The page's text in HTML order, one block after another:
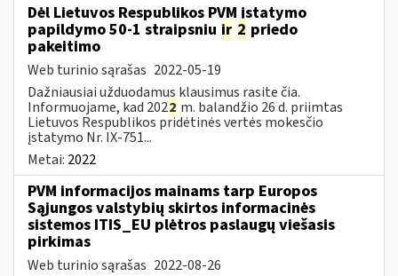
Dėl Lietuvos Respublikos PVM įstatymo
papildymo 50-1 straipsniu ir 2 priedo
pakeitimo
Web turinio sąrašas 2022-05-19
Dažniausiai užduodamus klausimus rasite čia.
Informuojame, kad 2022 m. balandžio 26 d. priimtas
Lietuvos Respublikos pridėtinės vertės mokesčio
įstatymo Nr. IX-751...
Metai: 2022
PVM informacijos mainams tarp Europos
Sąjungos valstybių skirtos informacinės
sistemos ITIS_EU plėtros paslaugų viešasis
pirkimas
Web turinio sąrašas 2022-08-26